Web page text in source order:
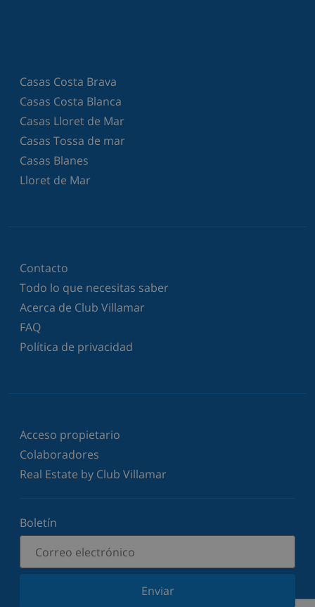
Casas Costa Brava
Casas Costa Blanca
Casas Lloret de Mar
Casas Tossa de mar
Casas Blanes
Lloret de Mar
Contacto
Todo lo que necesitas saber
Acerca de Club Villamar
FAQ
Política de privacidad
Acceso propietario
Colaboradores
Real Estate by Club Villamar
Boletín
Enviar